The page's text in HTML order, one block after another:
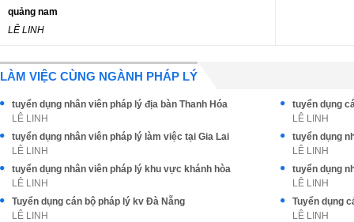
quảng nam
LÊ LINH
LÀM VIỆC CÙNG NGÀNH PHÁP LÝ
tuyển dụng nhân viên pháp lý địa bàn Thanh Hóa
LÊ LINH
tuyển dụng
LÊ LINH
tuyển dụng nhân viên pháp lý làm việc tại Gia Lai
LÊ LINH
tuyển dụng
LÊ LINH
tuyển dụng nhân viên pháp lý khu vực khánh hòa
LÊ LINH
tuyển dụng
LÊ LINH
Tuyển dụng cán bộ pháp lý kv Đà Nẵng
LÊ LINH
Tuyển dụng
LÊ LINH